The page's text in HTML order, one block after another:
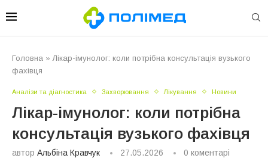
Головна » Лікар-імунолог: коли потрібна консультація вузького
фахівця
Аналізи та діагностика Захворювання Лікування Новини
Лікар-імунолог: коли потрібна
консультація вузького фахівця
автор Альбіна Кравчук 27.05.2026 0 коментарі